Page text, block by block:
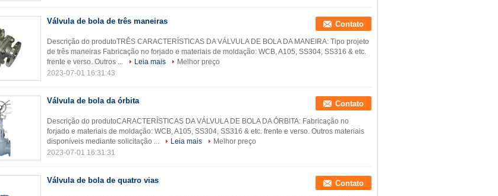
Válvula de bola de três maneiras Contato
Descrição do produtoTRÊS CARACTERÍSTICAS DA VÁLVULA DE BOLA DA MANEIRA: Tipo projeto
de três maneiras Fabricação no forjado e materiais de moldação: WCB, A105, SS304, SS316 & etc.
frente e verso. Outros ...
Leia mais
Melhor preço
2023-07-01 16:31:43
Válvula de bola da órbita Contato
Descrição do produtoCARACTERÍSTICAS DA VÁLVULA DE BOLA DA ÓRBITA: Fabricação no
forjado e materiais de moldação: WCB, A105, SS304, SS316 & etc. frente e verso. Outros materiais
disponíveis mediante solicitação ...
Leia mais
Melhor preço
2023-07-01 16:31:31
Válvula de bola de quatro vias Contato